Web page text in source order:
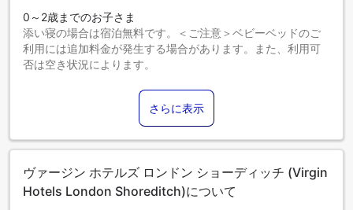
0～2歳までのお子さま
添い寝の場合は宿泊無料です。＜ご注意＞ベビーベッドのご
利用には追加料金が発生する場合があります。また、利用可
否は空き状況によります。
添い寝の場合は宿泊無料です。
13歳以上のゲストは大人とみなされます。
エキストラベッドの追加可否は、お部屋タイプにより異なり
ます。各部屋タイプ欄の記載をご確認ください。
さらに表示
ヴァージン ホテルズ ロンドン ショーディッチ (Virgin
Hotels London Shoreditch)について